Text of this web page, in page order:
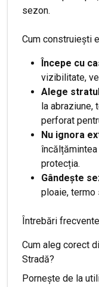
sezon.
Cum construiești
Începe cu
vizibilitate,
Alege
la abraziune,
perforat
Nu ignora
protecția.
Gândește
ploaie, termo
Întrebări frecvente
Cum aleg corect
Stradă?
Pornește de la